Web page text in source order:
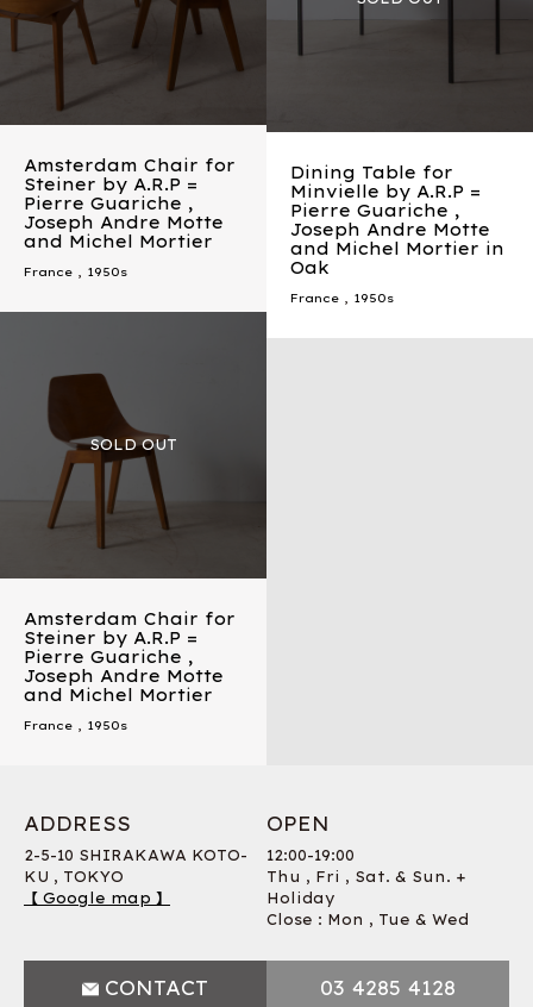
Amsterdam Chair for
Steiner by A.R.P =
Pierre Guariche ,
Joseph Andre Motte
and Michel Mortier
France , 1950s
Dining Table for
Minvielle by A.R.P =
Pierre Guariche ,
Joseph Andre Motte
and Michel Mortier in
Oak
France , 1950s
Amsterdam Chair for
Steiner by A.R.P =
Pierre Guariche ,
Joseph Andre Motte
and Michel Mortier
France , 1950s
ADDRESS
2-5-10 SHIRAKAWA KOTO-
KU , TOKYO
【 Google map 】
OPEN
12:00-19:00
Thu , Fri , Sat. & Sun. +
Holiday
Close : Mon , Tue & Wed
CONTACT 03 4285 4128